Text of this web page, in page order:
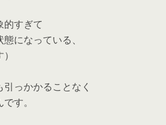
的すぎて
になっている、
っかかることなく
す。